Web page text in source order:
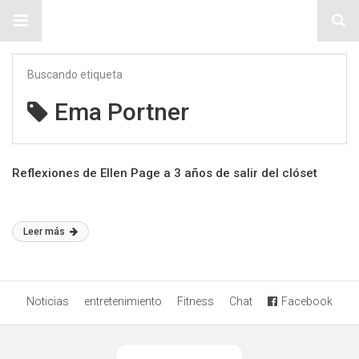
Buscando etiqueta
Ema Portner
Reflexiones de Ellen Page a 3 años de salir del clóset
Leer más
Noticias entretenimiento Fitness Chat Facebook